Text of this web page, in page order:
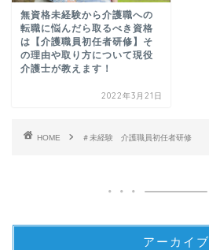
無資格未経験から介護職への
転職に悩んだら取るべき資格
は【介護職員初任者研修】そ
の理由や取り方について現役
介護士が教えます！
2022年3月21日
HOME ＃未経験 介護職員初任者研修
アーカイブ